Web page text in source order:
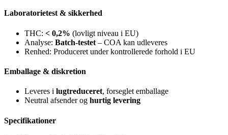
Laboratorietest & sikkerhed
THC: < 0,2% (lovligt niveau i EU)
Analyse: Batch-testet – COA kan udleveres
Renhed: Produceret under kontrollerede forhold i EU
Emballage & diskretion
Leveres i lugtreduceret, forseglet emballage
Neutral afsender og hurtig levering
Specifikationer